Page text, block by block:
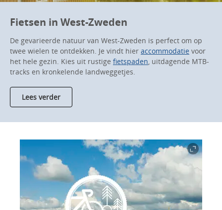
Fietsen in West-Zweden
De gevarieerde natuur van West-Zweden is perfect om op
twee wielen te ontdekken. Je vindt hier accommodatie voor
het hele gezin. Kies uit rustige fietspaden, uitdagende MTB-
tracks en kronkelende landweggetjes.
Lees verder